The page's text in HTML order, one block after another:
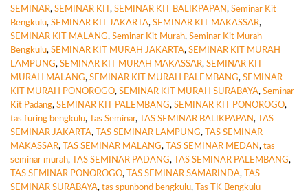
SEMINAR, SEMINAR KIT , SEMINAR KIT BALIKPAPAN, Seminar Kit
Bengkulu, SEMINAR KIT JAKARTA, SEMINAR KIT MAKASSAR,
SEMINAR KIT MALANG, Seminar Kit Murah, Seminar Kit Murah
Bengkulu, SEMINAR KIT MURAH JAKARTA, SEMINAR KIT MURAH
LAMPUNG, SEMINAR KIT MURAH MAKASSAR, SEMINAR KIT
MURAH MALANG, SEMINAR KIT MURAH PALEMBANG, SEMINAR
KIT MURAH PONOROGO, SEMINAR KIT MURAH SURABAYA, Seminar
Kit Padang, SEMINAR KIT PALEMBANG, SEMINAR KIT PONOROGO,
tas furing bengkulu, Tas Seminar, TAS SEMINAR BALIKPAPAN,
TAS
SEMINAR JAKARTA, TAS SEMINAR LAMPUNG,
TAS SEMINAR
MAKASSAR, TAS SEMINAR MALANG, TAS SEMINAR MEDAN, tas
seminar murah, TAS SEMINAR PADANG, TAS SEMINAR PALEMBANG,
TAS SEMINAR PONOROGO, TAS SEMINAR SAMARINDA,
TAS
SEMINAR SURABAYA, tas spunbond bengkulu,
Tas TK Bengkulu